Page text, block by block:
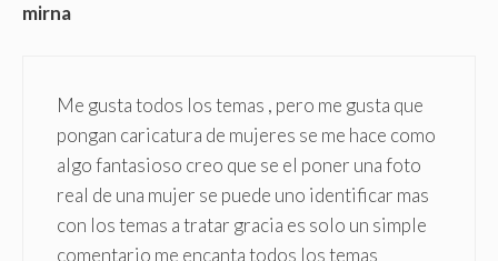
mirna
Me gusta todos los temas , pero me gusta que
pongan caricatura de mujeres se me hace como
algo fantasioso creo que se el poner una foto
real de una mujer se puede uno identificar mas
con los temas a tratar gracia es solo un simple
comentario me encanta todos los temas